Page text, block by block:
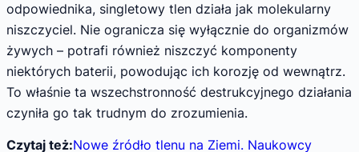
odpowiednika, singletowy tlen działa jak molekularny
niszczyciel. Nie ogranicza się wyłącznie do organizmów
żywych – potrafi również niszczyć komponenty
niektórych baterii, powodując ich korozję od wewnątrz.
To właśnie ta wszechstronność destrukcyjnego działania
czyniła go tak trudnym do zrozumienia.
Czytaj też:Nowe źródło tlenu na Ziemi. Naukowcy